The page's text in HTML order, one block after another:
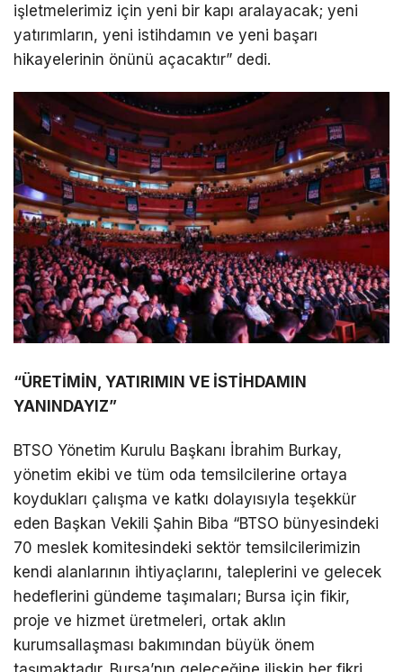
işletmelerimiz için yeni bir kapı aralayacak; yeni
yatırımların, yeni istihdamın ve yeni başarı
hikayelerinin önünü açacaktır” dedi.
“ÜRETİMİN, YATIRIMIN VE İSTİHDAMIN
YANINDAYIZ”
BTSO Yönetim Kurulu Başkanı İbrahim Burkay,
yönetim ekibi ve tüm oda temsilcilerine ortaya
koydukları çalışma ve katkı dolayısıyla teşekkür
eden Başkan Vekili Şahin Biba “BTSO bünyesindeki
70 meslek komitesindeki sektör temsilcilerimizin
kendi alanlarının ihtiyaçlarını, taleplerini ve gelecek
hedeflerini gündeme taşımaları; Bursa için fikir,
proje ve hizmet üretmeleri, ortak aklın
kurumsallaşması bakımından büyük önem